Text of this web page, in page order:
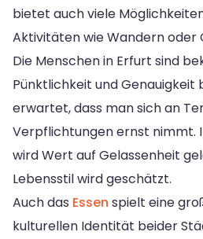
bietet auch viele
Aktivitäten wie Wandern oder
Die Menschen in Erfurt sind
Pünktlichkeit und Genauigkeit
erwartet, dass man sich an
Verpflichtungen ernst nimmt.
wird Wert auf Gelassenheit
Lebensstil wird geschätzt.
Auch das Essen spielt eine
kulturellen Identität beider